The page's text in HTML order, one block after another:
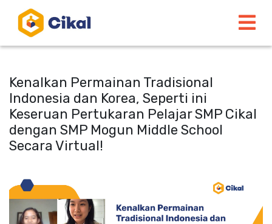
Kenalkan Permainan Tradisional
Indonesia dan Korea, Seperti ini
Keseruan Pertukaran Pelajar SMP Cikal
dengan SMP Mogun Middle School
Secara Virtual!